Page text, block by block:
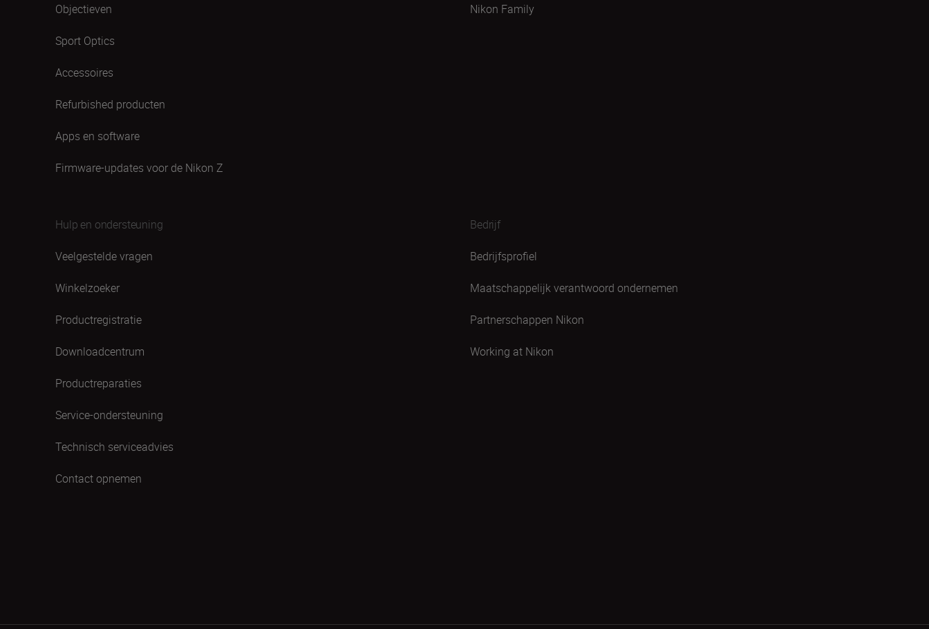
Objectieven
Sport Optics
Accessoires
Refurbished producten
Apps en software
Firmware-updates voor de Nikon Z
Nikon Family
Hulp en ondersteuning
Veelgestelde vragen
Winkelzoeker
Productregistratie
Downloadcentrum
Productreparaties
Service-ondersteuning
Technisch serviceadvies
Contact opnemen
Bedrijf
Bedrijfsprofiel
Maatschappelijk verantwoord ondernemen
Partnerschappen Nikon
Working at Nikon